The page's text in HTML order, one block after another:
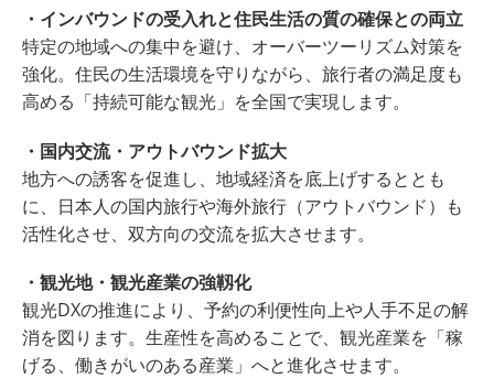
・インバウンドの受入れと住民生活の質の確保との両立
特定の地域への集中を避け、オーバーツーリズム対策を
強化。住民の生活環境を守りながら、旅行者の満足度も
高める「持続可能な観光」を全国で実現します。
・国内交流・アウトバウンド拡大
地方への誘客を促進し、地域経済を底上げするととも
に、日本人の国内旅行や海外旅行（アウトバウンド）も
活性化させ、双方向の交流を拡大させます。
・観光地・観光産業の強靱化
観光DXの推進により、予約の利便性向上や人手不足の解
消を図ります。生産性を高めることで、観光産業を「稼
げる、働きがいのある産業」へと進化させます。